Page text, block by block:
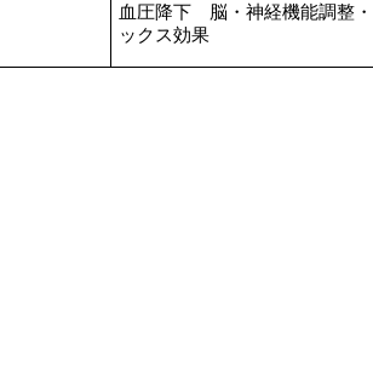
血圧降下 脳・神経機能調整
ックス効果